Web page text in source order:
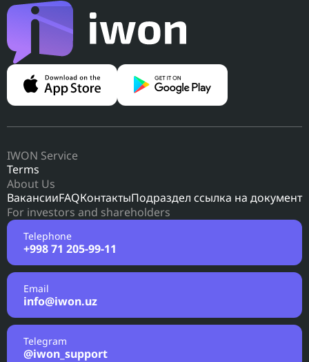
IWON Service
Terms
About Us
ВакансииFAQКонтактыПодраздел ссылка на документ
For investors and shareholders
Telephone
+998 71 205-99-11
Email
info@iwon.uz
Telegram
@iwon_support